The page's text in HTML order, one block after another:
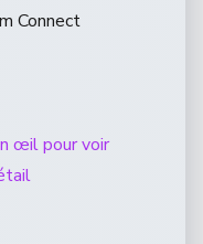
Connect
œil pour voir